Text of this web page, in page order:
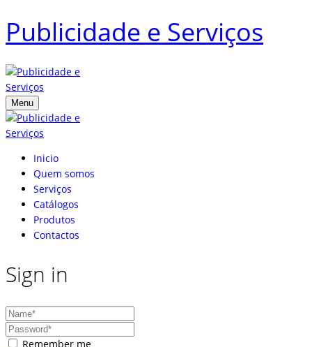
Publicidade e Serviços
Menu
Inicio
Quem somos
Serviços
Catálogos
Produtos
Contactos
Sign in
Remember me